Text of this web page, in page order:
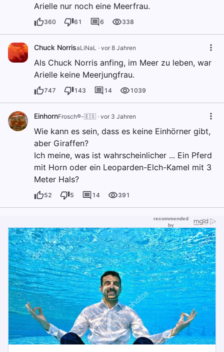
Arielle nur noch eine Meerfrau.
360 61 6 338
Chuck NorrisaLiNaL · vor 8 Jahren
Als Chuck Norris anfing, im Meer zu leben, war
Arielle keine Meerjungfrau.
747 143 14 1039
EinhornFrosch®-🇪🇸 · vor 3 Jahren
Wie kann es sein, dass es keine Einhörner gibt,
aber Giraffen?
Ich meine, was ist wahrscheinlicher ... Ein Pferd
mit Horn oder ein Leoparden-Elch-Kamel mit 3
Meter Hals?
52 5 14 391